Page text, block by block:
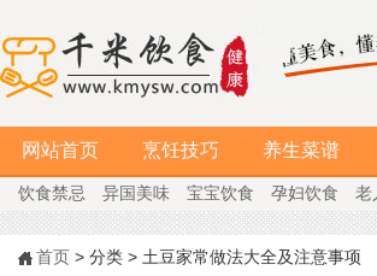
网站首页 烹饪技巧 养生菜谱
饮食禁忌 异国美味 宝宝饮食 孕妇饮食 老
首页 > 分类 > 土豆家常做法大全及注意事项